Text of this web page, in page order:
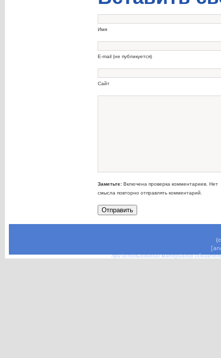
Имя
E-mail (не публикуется)
Сайт
Заметьте:Включена проверка комментариев. Нет
смысла повторно отправлять комментарий.
при использовании материалов